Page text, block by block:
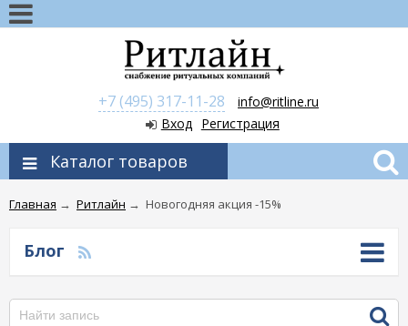
+7 (495) 317-11-28
info@ritline.ru
Вход
Регистрация
Каталог товаров
Главная → Ритлайн → Новогодняя акция -15%
Блог